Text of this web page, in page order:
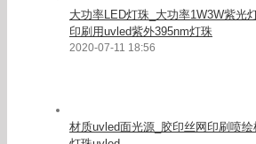
大功率LED灯珠_大功率1W3W紫光
印刷用uvled紫外395nm灯珠
2020-07-11 18:56
材质uvled面光源_胶印丝网印刷喷